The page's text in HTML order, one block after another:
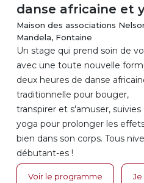
danse africaine et
Maison des associations
Mandela, Fontaine
Un stage qui prend soin de
avec une toute nouvelle
deux heures de danse
traditionnelle pour bouger,
transpirer et s'amuser,
yoga pour prolonger les
bien dans son corps. Tous
débutant-es !
Voir le programme Je